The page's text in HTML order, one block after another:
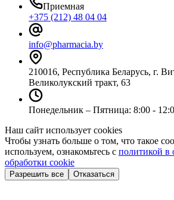
Приемная
+375 (212) 48 04 04
info@pharmacia.by
210016, Республика Беларусь, г.
Великолукский тракт, 63
Понедельник – Пятница: 8:00 -
Наш сайт использует cookies
Чтобы узнать больше о том, что такое
используем, ознакомьтесь с политикой в
обработки cookie
Разрешить все Отказаться